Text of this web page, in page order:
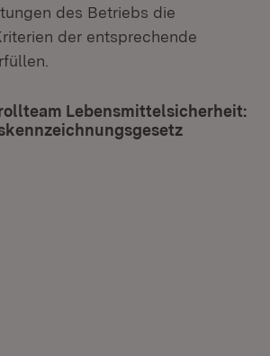
des Betriebs die
der entsprechende
Lebensmittelsicherheit: